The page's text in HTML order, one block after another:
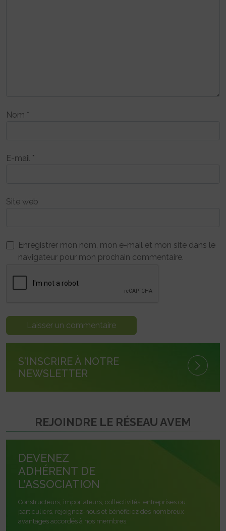
Nom *
E-mail *
Site web
Enregistrer mon nom, mon e-mail et mon site dans le
navigateur pour mon prochain commentaire.
S'INSCRIRE À NOTRE
NEWSLETTER
REJOINDRE LE RÉSEAU AVEM
DEVENEZ
ADHÉRENT DE
L'ASSOCIATION
Constructeurs, importateurs, collectivités, entreprises ou
particuliers, rejoignez-nous et bénéficiez des nombreux
avantages accordés à nos membres.